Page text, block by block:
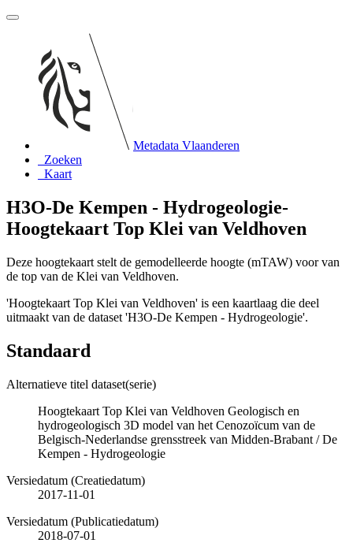
Metadata Vlaanderen
Zoeken
Kaart
H3O-De Kempen - Hydrogeologie-
Hoogtekaart Top Klei van Veldhoven
Deze hoogtekaart stelt de gemodelleerde hoogte (mTAW) voor van
de top van de Klei van Veldhoven.
'Hoogtekaart Top Klei van Veldhoven' is een kaartlaag die deel
uitmaakt van de dataset 'H3O-De Kempen - Hydrogeologie'.
Standaard
Alternatieve titel dataset(serie)
Hoogtekaart Top Klei van Veldhoven Geologisch en
hydrogeologisch 3D model van het Cenozoïcum van de
Belgisch-Nederlandse grensstreek van Midden-Brabant / De
Kempen - Hydrogeologie
Versiedatum (Creatiedatum)
2017-11-01
Versiedatum (Publicatiedatum)
2018-07-01